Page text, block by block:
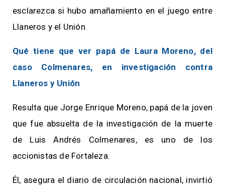
esclarezca si hubo amañamiento en el juego entre
Llaneros y el Unión.
Qué tiene que ver papá de Laura Moreno, del
caso Colmenares, en investigación contra
Llaneros y Unión
Resulta que Jorge Enrique Moreno, papá de la joven
que fue absuelta de la investigación de la muerte
de Luis Andrés Colmenares, es uno de los
accionistas de Fortaleza.
Él, asegura el diario de circulación nacional, invirtió